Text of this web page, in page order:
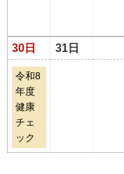
30日 31日
令和8
年度
健康
チェ
ック